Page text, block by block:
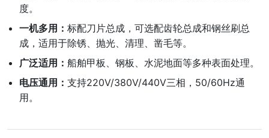
度。
一机多用： 标配刀片总成，可选配齿轮总成和钢丝刷总
成，适用于除锈、抛光、清理、凿毛等。
广泛适用： 船舶甲板、钢板、水泥地面等多种表面处理。
电压通用： 支持220V/380V/440V三相，50/60Hz通
用。